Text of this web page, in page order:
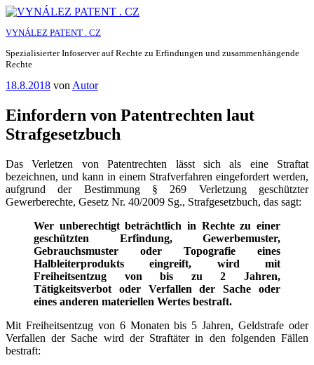
Zum
springen
VYNÁLEZ PATENT . CZ
Spezialisierter Infoserver auf Rechte zu Erfindungen und zusammenhängende
Rechte
Veröffentlicht
18.8.2018 von Autor
Einfordern von Patentrechten laut
Strafgesetzbuch
Das Verletzen von Patentrechten lässt sich als eine Straftat
bezeichnen, und kann in einem Strafverfahren eingefordert werden,
aufgrund der Bestimmung § 269 Verletzung geschützter
Gewerberechte, Gesetz Nr. 40/2009 Sg., Strafgesetzbuch, das sagt:
Wer unberechtigt beträchtlich in Rechte zu einer
geschützten Erfindung, Gewerbemuster,
Gebrauchsmuster oder Topografie eines
Halbleiterprodukts eingreift, wird mit
Freiheitsentzug von bis zu 2 Jahren,
Tätigkeitsverbot oder Verfallen der Sache oder
eines anderen materiellen Wertes bestraft.
Mit Freiheitsentzug von 6 Monaten bis 5 Jahren, Geldstrafe oder
Verfallen der Sache wird der Straftäter in den folgenden Fällen
bestraft: